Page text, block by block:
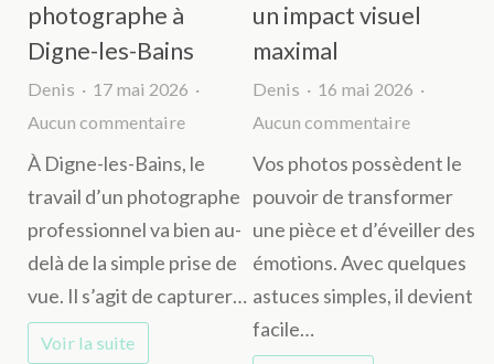
photographe à
Digne-les-Bains
Denis
17 mai 2026
Aucun commentairesur
Transformer
souvenirs
:
l’art
photographe
À Digne-les-Bains, le
travail d’un photographe
professionnel va bien au-
delà de la simple prise de
vue. Il s’agit de capturer…
Voir la suite
un impact visuel
maximal
Denis
16 mai 2026
Aucun commentairesur
Sublimer
plus
beaux
clichés
Vos photos possèdent le
pouvoir de transformer
une pièce et d’éveiller des
émotions. Avec quelques
astuces simples, il devient
facile…